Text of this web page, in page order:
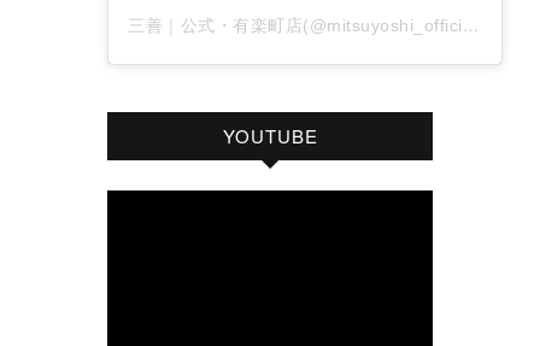
三善｜公式・有楽町店(@mitsuyoshi_official)がシェアした投稿
YOUTUBE